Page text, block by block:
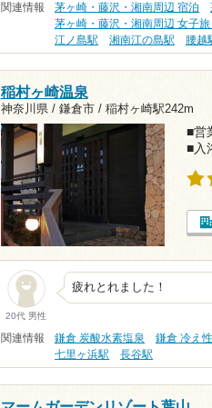
関連情報 茅ヶ崎・藤沢・湘南周辺 宿泊
茅ヶ崎・藤沢・湘南周辺 女子
江ノ島駅
湘南江の島駅 腰越
稲村ヶ崎温泉
神奈川県 / 鎌倉市 / 稲村ヶ崎駅242m
■営
■入
20代 男性
疲れとれました！
関連情報 鎌倉 炭酸水素塩泉 鎌倉 冷え性
七里ヶ浜駅
長谷駅